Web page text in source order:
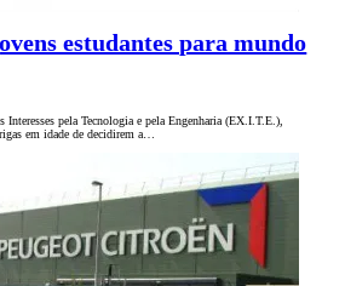
estudantes para mundo
pela Tecnologia e pela Engenharia (EX.I.T.E.),
em idade de decidirem a…